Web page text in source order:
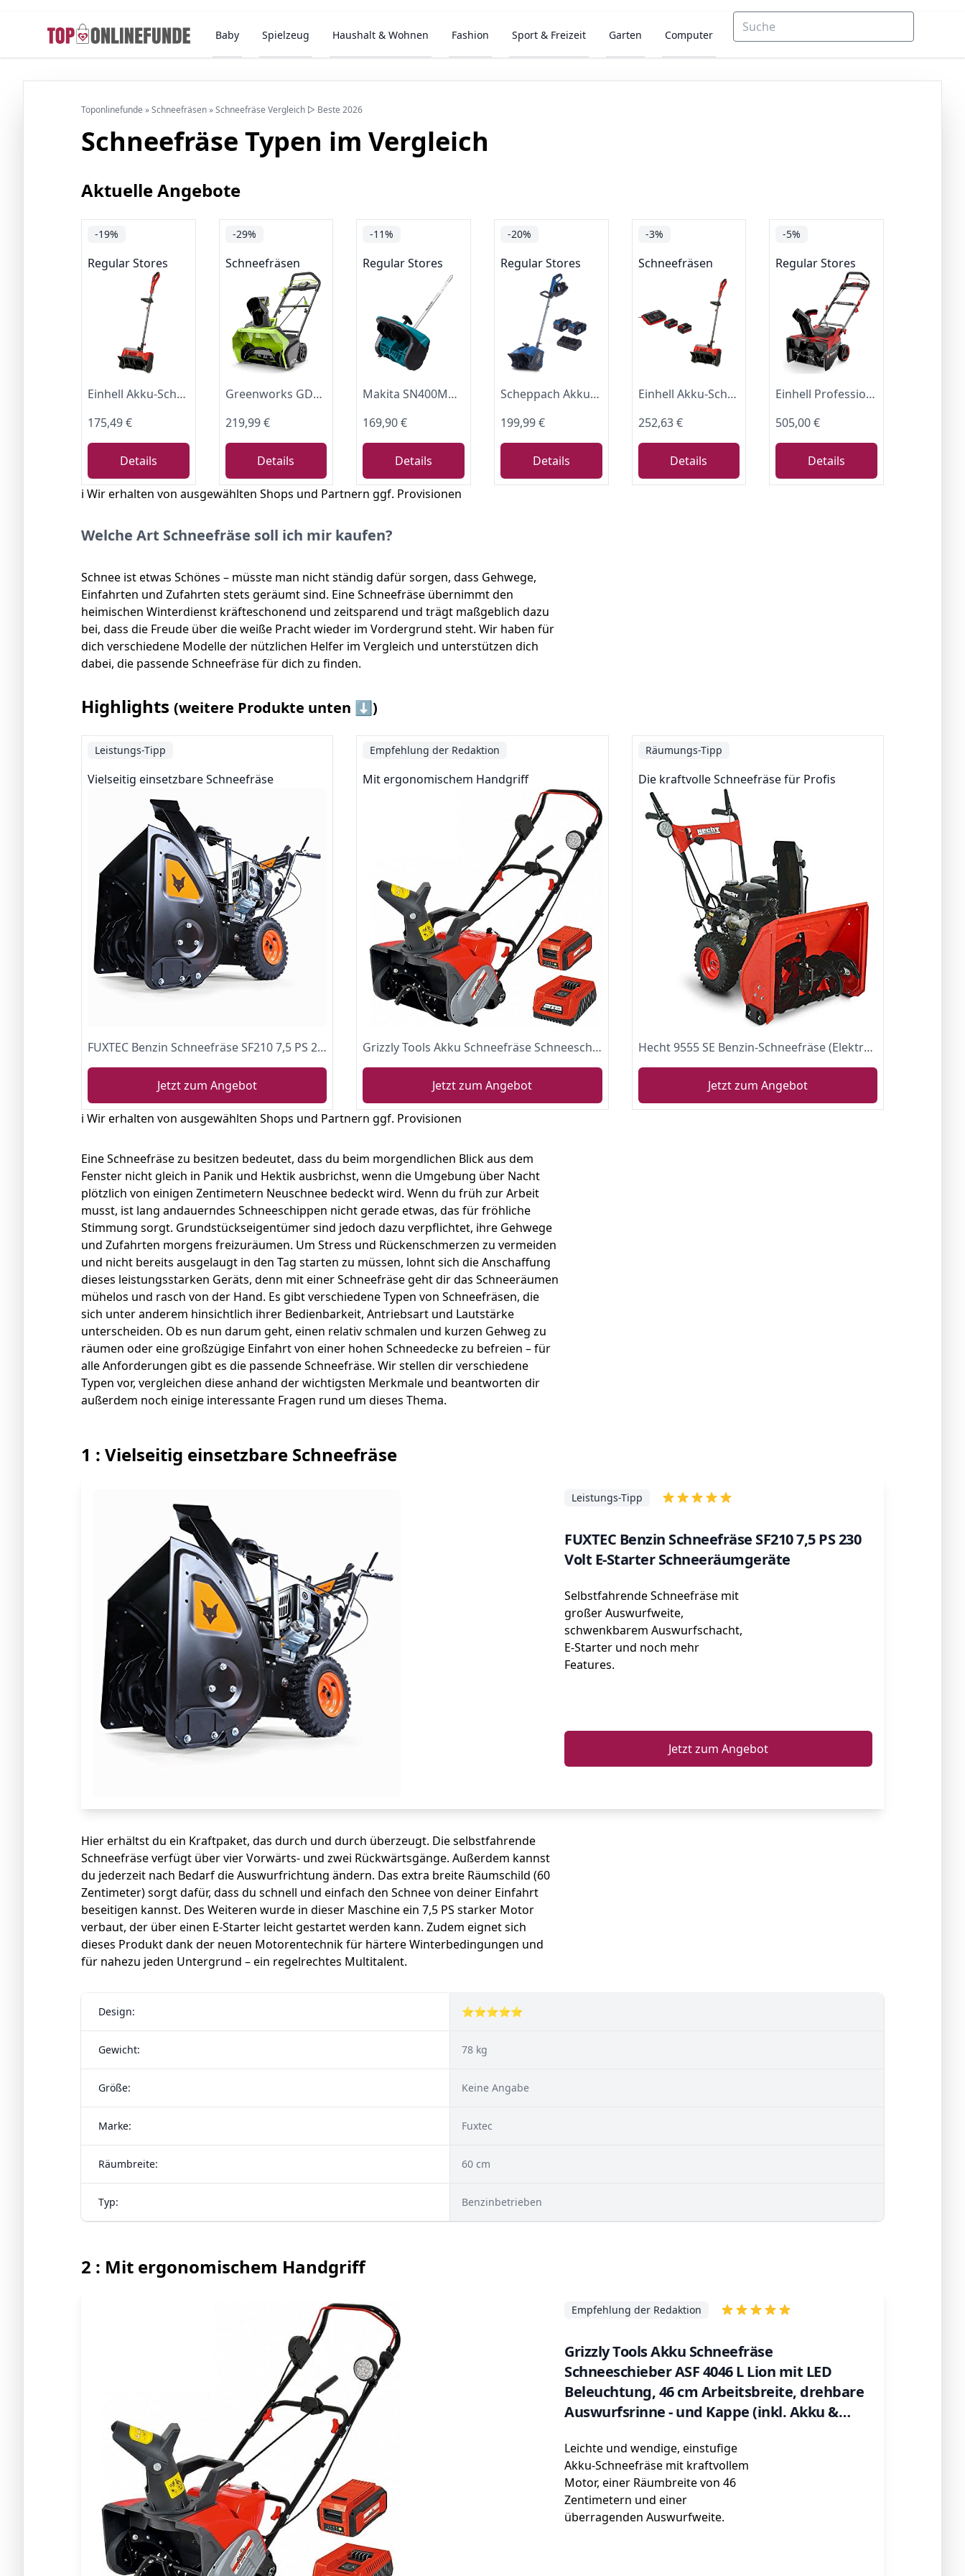
Baby Spielzeug Haushalt & Wohnen Fashion Sport & Freizeit Garten Computer
Toponlinefunde »Schneefräsen»Schneefräse Vergleich ▷ Beste 2026
Schneefräse Typen im Vergleich
Aktuelle Angebote
-19%
Regular Stores
Einhell Akku-Schneefräse GE-ST 36/40 Li E-Solo
175,49 €
Details
-29%
Schneefräsen
Greenworks GD40ST Einstufige Akku Schneefräse mit bürstenlosem Motor, 51 cm Räumweg, 30 cm Räumtiefe, 1900 U/min, 180° drehbarer Auswurfkanal OHNE 40V Akku & Ladegerät, 3 Jahre Garantie
219,99 €
Details
-11%
Regular Stores
Makita SN400MP Schneefräse Aufsatz, türkis
169,90 €
Details
-20%
Regular Stores
Scheppach Akku Schneefräse BC-SNB410-X Schneeräumer | 40cm Arbeitsbreite | 20cm Schneehöhe | variable Auswurfrichtung | 20V-IXES-Serie | 10 Jahre Garantie | mit 2x4Ah Akku & fastcharge Doppelladegerät
199,99 €
Details
-3%
Schneefräsen
Einhell Akku-Schneefräse GE-ST 36/40 Li E Power X-Change (Li-Ion, 36 V, Arbeitsbreite 40 cm, max. Schneehöhe 20 cm, inkl. Akku und Ladegerät)
252,63 €
Details
-5%
Regular Stores
Einhell Professional Akku-Schneefräse GP-ST 36/53 Li E BL-Solo
505,00 €
Details
ℹ️ Wir erhalten von ausgewählten Shops und Partnern ggf. Provisionen
Welche Art Schneefräse soll ich mir kaufen?
Schnee ist etwas Schönes – müsste man nicht ständig dafür sorgen, dass Gehwege,
Einfahrten und Zufahrten stets geräumt sind. Eine Schneefräse übernimmt den
heimischen Winterdienst kräfteschonend und zeitsparend und trägt maßgeblich dazu
bei, dass die Freude über die weiße Pracht wieder im Vordergrund steht. Wir haben für
dich verschiedene Modelle der nützlichen Helfer im Vergleich und unterstützen dich
dabei, die passende Schneefräse für dich zu finden.
Highlights (weitere Produkte unten ⬇️)
Leistungs-Tipp
Vielseitig einsetzbare Schneefräse
FUXTEC Benzin Schneefräse SF210 7,5 PS 230 Volt E-Starter Schneeräumgeräte
Jetzt zum Angebot
Empfehlung der Redaktion
Mit ergonomischem Handgriff
Grizzly Tools Akku Schneefräse Schneeschieber ASF 4046 L Lion mit LED Beleuchtung, 46 cm Arbeitsbreite, drehbare Auswurfsrinne - und Kappe (inkl. Akku & Ladegerät)
Jetzt zum Angebot
Räumungs-Tipp
Die kraftvolle Schneefräse für Profis
Hecht 9555 SE Benzin-Schneefräse (Elektrostart, 56cm, 4 kW/ 5,5PS, 4-Vorwärts-, 1 Rückwärtsgang)
Jetzt zum Angebot
ℹ️ Wir erhalten von ausgewählten Shops und Partnern ggf. Provisionen
Eine Schneefräse zu besitzen bedeutet, dass du beim morgendlichen Blick aus dem
Fenster nicht gleich in Panik und Hektik ausbrichst, wenn die Umgebung über Nacht
plötzlich von einigen Zentimetern Neuschnee bedeckt wird. Wenn du früh zur Arbeit
musst, ist lang andauerndes Schneeschippen nicht gerade etwas, das für fröhliche
Stimmung sorgt. Grundstückseigentümer sind jedoch dazu verpflichtet, ihre Gehwege
und Zufahrten morgens freizuräumen. Um Stress und Rückenschmerzen zu vermeiden
und nicht bereits ausgelaugt in den Tag starten zu müssen, lohnt sich die Anschaffung
dieses leistungsstarken Geräts, denn mit einer Schneefräse geht dir das Schneeräumen
mühelos und rasch von der Hand. Es gibt verschiedene Typen von Schneefräsen, die
sich unter anderem hinsichtlich ihrer Bedienbarkeit, Antriebsart und Lautstärke
unterscheiden. Ob es nun darum geht, einen relativ schmalen und kurzen Gehweg zu
räumen oder eine großzügige Einfahrt von einer hohen Schneedecke zu befreien – für
alle Anforderungen gibt es die passende Schneefräse. Wir stellen dir verschiedene
Typen vor, vergleichen diese anhand der wichtigsten Merkmale und beantworten dir
außerdem noch einige interessante Fragen rund um dieses Thema.
1 : Vielseitig einsetzbare Schneefräse
FUXTEC Benzin Schneefräse SF210 7,5 PS 230
Volt E-Starter Schneeräumgeräte
Leistungs-Tipp
Selbstfahrende Schneefräse mit
großer Auswurfweite,
schwenkbarem Auswurfschacht,
E-Starter und noch mehr
Features.
Jetzt zum Angebot
Hier erhältst du ein Kraftpaket, das durch und durch überzeugt. Die selbstfahrende
Schneefräse verfügt über vier Vorwärts- und zwei Rückwärtsgänge. Außerdem kannst
du jederzeit nach Bedarf die Auswurfrichtung ändern. Das extra breite Räumschild (60
Zentimeter) sorgt dafür, dass du schnell und einfach den Schnee von deiner Einfahrt
beseitigen kannst. Des Weiteren wurde in dieser Maschine ein 7,5 PS starker Motor
verbaut, der über einen E-Starter leicht gestartet werden kann. Zudem eignet sich
dieses Produkt dank der neuen Motorentechnik für härtere Winterbedingungen und
für nahezu jeden Untergrund – ein regelrechtes Multitalent.
Design: ⭐⭐⭐⭐⭐
Gewicht: 78 kg
Größe: Keine Angabe
Marke: Fuxtec
Räumbreite: 60 cm
Typ: Benzinbetrieben
2 : Mit ergonomischem Handgriff
Grizzly Tools Akku Schneefräse
Schneeschieber ASF 4046 L Lion mit LED
Beleuchtung, 46 cm Arbeitsbreite, drehbare
Auswurfsrinne - und Kappe (inkl. Akku &
Empfehlung der Redaktion
Leichte und wendige, einstufige
Akku-Schneefräse mit kraftvollem
Motor, einer Räumbreite von 46
Zentimetern und einer
überragenden Auswurfweite.